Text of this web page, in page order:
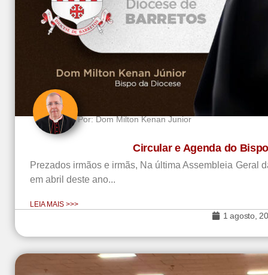
Por:Dom Milton Kenan Junior
Circular e Agenda do
Prezados irmãos e irmãs, Na última Assembleia Geral
em abril deste ano...
LEIA MAIS >>>
1 agosto,